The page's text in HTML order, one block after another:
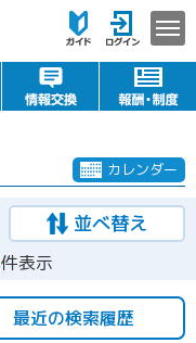
カレンダー
並べ替え
件表示
最近の検索履歴